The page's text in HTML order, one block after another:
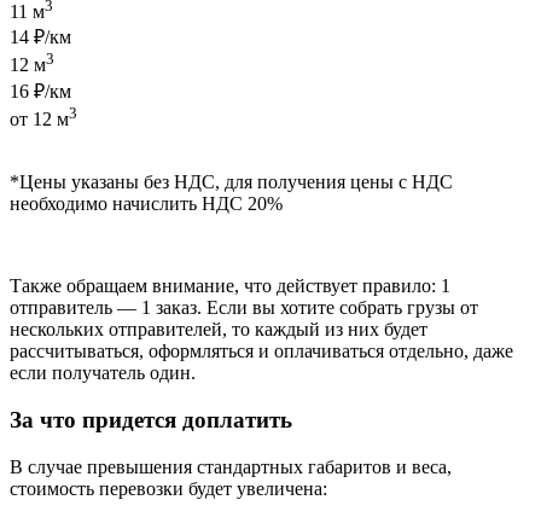
11 м3
14 ₽/км
12 м3
16 ₽/км
от 12 м3
*Цены указаны без НДС, для получения цены с НДС
необходимо начислить НДС 20%
Также обращаем внимание, что действует правило: 1
отправитель — 1 заказ. Если вы хотите собрать грузы от
нескольких отправителей, то каждый из них будет
рассчитываться, оформляться и оплачиваться отдельно, даже
если получатель один.
За что придется доплатить
В случае превышения стандартных габаритов и веса,
стоимость перевозки будет увеличена: